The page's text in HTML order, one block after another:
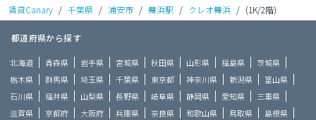
賃貸Canary / 千葉県 / 浦安市 / 舞浜駅 / クレオ舞浜 / (1K/2階)
都道府県から探す
北海道 青森県 岩手県 宮城県 秋田県 山形県 福島県
茨城県
栃木県
群馬県 埼玉県 千葉県 東京都 神奈川県 新潟県
富山県
石川県
福井県 山梨県 長野県 岐阜県 静岡県 愛知県
三重県
滋賀県
京都府 大阪府 兵庫県 奈良県 和歌山県 鳥取県 島根県